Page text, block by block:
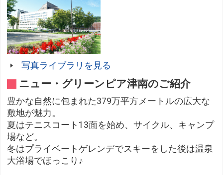
写真ライブラリを見る
ニュー・グリーンピア津南のご紹介
豊かな自然に包まれた379万平方メートルの広大な
敷地が魅力。
夏はテニスコート13面を始め、サイクル、キャンプ
場など。
冬はプライベートゲレンデでスキーをした後は温泉
大浴場でほっこり♪